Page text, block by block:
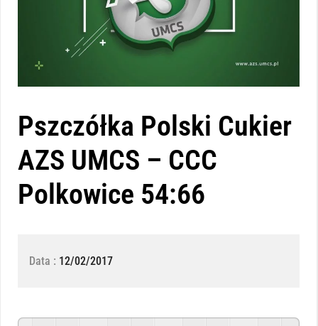
Pszczółka Polski Cukier
AZS UMCS – CCC
Polkowice 54:66
Data : 12/02/2017